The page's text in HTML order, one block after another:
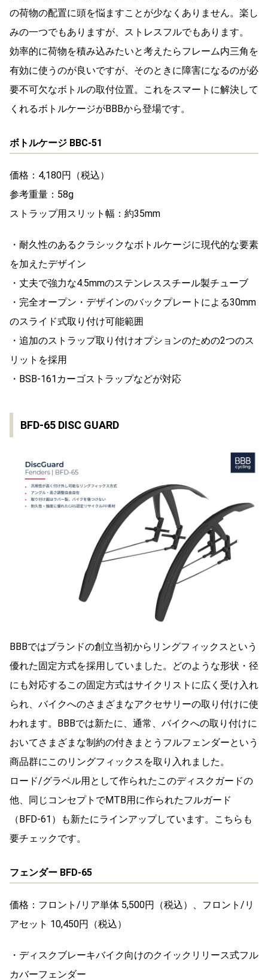
の荷物の配置に頭を悩ますことが少なくありません。楽し
みの一つでもありますが、ストレスフルでもあります。
効率的に荷物を積み込みたいと考えたらフレーム内三角を
有効に使うのが良いですが、そのときに障害になるのが必
要不可欠なボトルの取付位置。これをスマートに解決して
くれるボトルケージがBBBから登場です。
ボトルケージ BBC-51
価格：4,180円（税込）
参考重量：58g
ストラップ用スリット幅：約35mm
・耐久性のあるクラシックなボトルケージに現代的な要素
を加えたデザイン
・丈夫で強力な4.5mmのステンレススチール製チューブ
・完全オープン・デザインのバックプレートによる30mm
のスライド式取り付け可能範囲
・追加のストラップ取り付けオプションのための2つのス
リットを採用
・BSB-161カーゴストラップなどが対応
BFD-65 DISC GUARD
BBBではブランドの創立当初からリングフィックスという
優れた固定方式を採用していました。どのような形状・径
にも対応するこの固定方式はサイクリストに広く受け入れ
られ、バイクへのさまざまなアクセサリーの取り付けに使
われます。BBBでは新たに、通常、バイクへの取り付けに
おいてさまざまな制約の付きまとうフルフェンダーという
商品群にこのリングフィックスを取り入れました。
ロード/グラベル用として作られたこのディスクガードの
他、同じコンセプトでMTB用に作られたフルガード
（BFD-61）も新たにラインアップしています。こちらも
要チェックです。
フェンダー BFD-65
価格：フロント/リア単体 5,500円（税込）、フロント/リ
アセット 10,450円（税込）
・ディスクブレーキバイク向けのクイックリリース式フル
カバーフェンダー